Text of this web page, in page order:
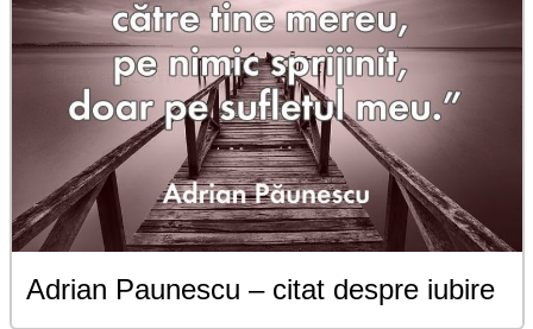
Adrian Paunescu – citat despre iubire